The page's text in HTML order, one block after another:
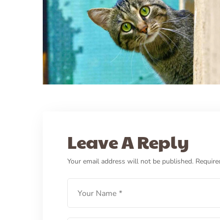
Kucing Kurus? Ini Penyebab
Serta Cara Menanganinya
LEARN MORE
Leave A Reply
Your email address will not be published.